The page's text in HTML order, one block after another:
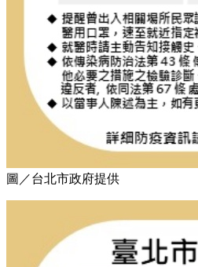
圖／台北市政府提供